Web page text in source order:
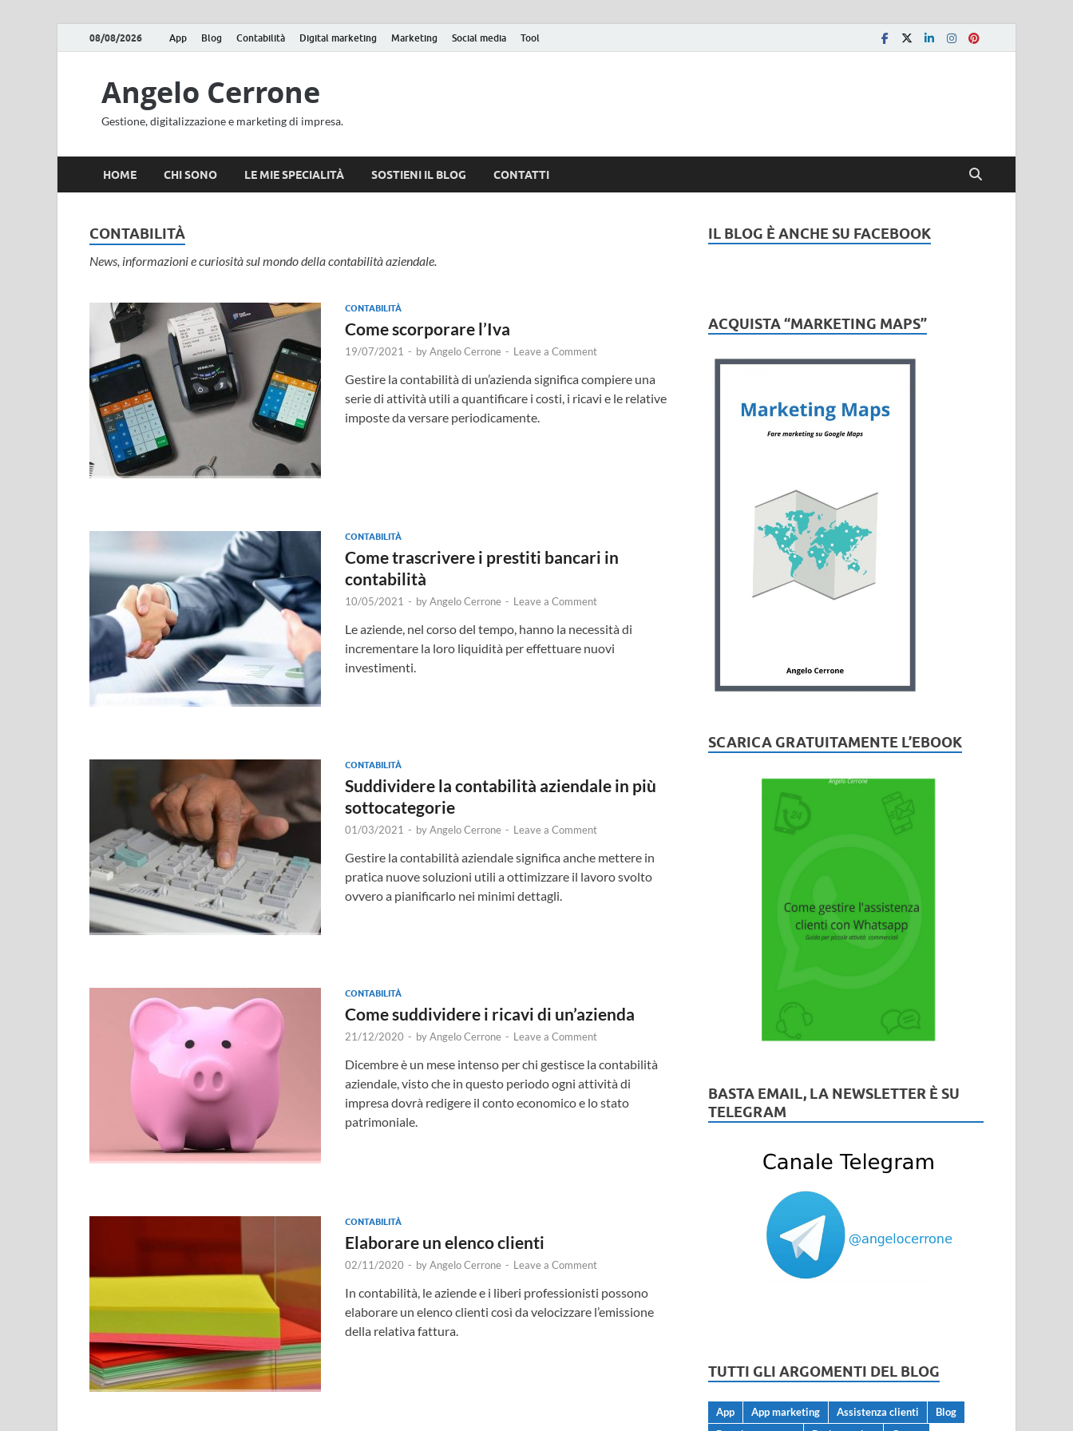
08/08/2026 App Blog Contabilità Digital marketing Marketing Social media Tool
Angelo Cerrone
Gestione, digitalizzazione e marketing di impresa.
HOME CHI SONO LE MIE SPECIALITÀ SOSTIENI IL BLOG CONTATTI
CONTABILITÀ
News, informazioni e curiosità sul mondo della contabilità aziendale.
CONTABILITÀ
Come scorporare l’Iva
19/07/2021 - byAngelo Cerrone - Leave a Comment
Gestire la contabilità di un’azienda significa compiere una
serie di attività utili a quantificare i costi, i ricavi e le relative
imposte da versare periodicamente.
CONTABILITÀ
Come trascrivere i prestiti bancari in
contabilità
10/05/2021 - byAngelo Cerrone - Leave a Comment
Le aziende, nel corso del tempo, hanno la necessità di
incrementare la loro liquidità per effettuare nuovi
investimenti.
CONTABILITÀ
Suddividere la contabilità aziendale in più
sottocategorie
01/03/2021 - byAngelo Cerrone - Leave a Comment
Gestire la contabilità aziendale significa anche mettere in
pratica nuove soluzioni utili a ottimizzare il lavoro svolto
ovvero a pianificarlo nei minimi dettagli.
CONTABILITÀ
Come suddividere i ricavi di un’azienda
21/12/2020 - byAngelo Cerrone - Leave a Comment
Dicembre è un mese intenso per chi gestisce la contabilità
aziendale, visto che in questo periodo ogni attività di
impresa dovrà redigere il conto economico e lo stato
patrimoniale.
CONTABILITÀ
Elaborare un elenco clienti
02/11/2020 - byAngelo Cerrone - Leave a Comment
In contabilità, le aziende e i liberi professionisti possono
elaborare un elenco clienti così da velocizzare l’emissione
della relativa fattura.
IL BLOG È ANCHE SU FACEBOOK
ACQUISTA “MARKETING MAPS”
SCARICA GRATUITAMENTE L’EBOOK
BASTA EMAIL, LA NEWSLETTER È SU
TELEGRAM
TUTTI GLI ARGOMENTI DEL BLOG
App App marketing Assistenza clienti
Blog